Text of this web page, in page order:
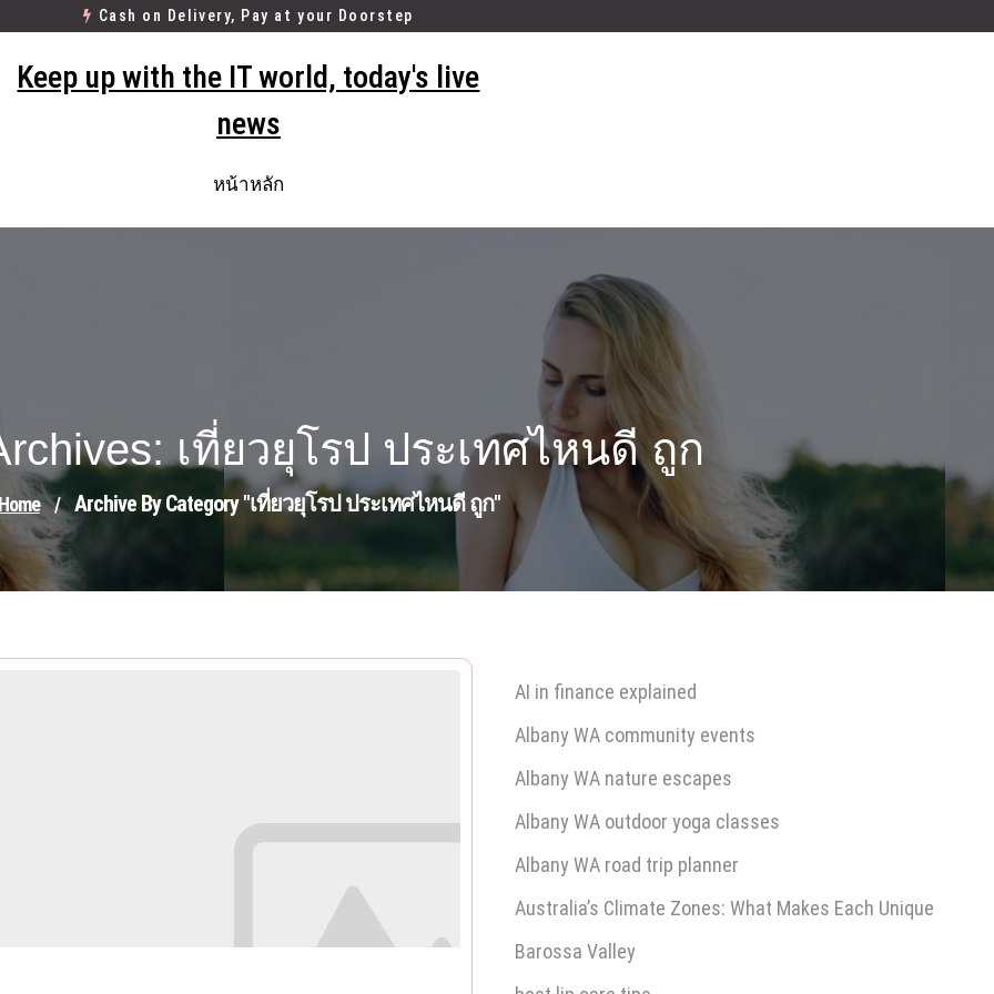
Cash on Delivery, Pay at your Doorstep
Keep up with the IT world, today's live
news
หน้าหลัก
เที่ยวยุโรป ประเทศไหนดี ถูก
/ Archive By Category "เที่ยวยุโรป ประเทศไหนดี ถูก"
AI in finance explained
Albany WA community events
Albany WA nature escapes
Albany WA outdoor yoga classes
Albany WA road trip planner
Australia’s Climate Zones: What Makes Each Unique
Barossa Valley